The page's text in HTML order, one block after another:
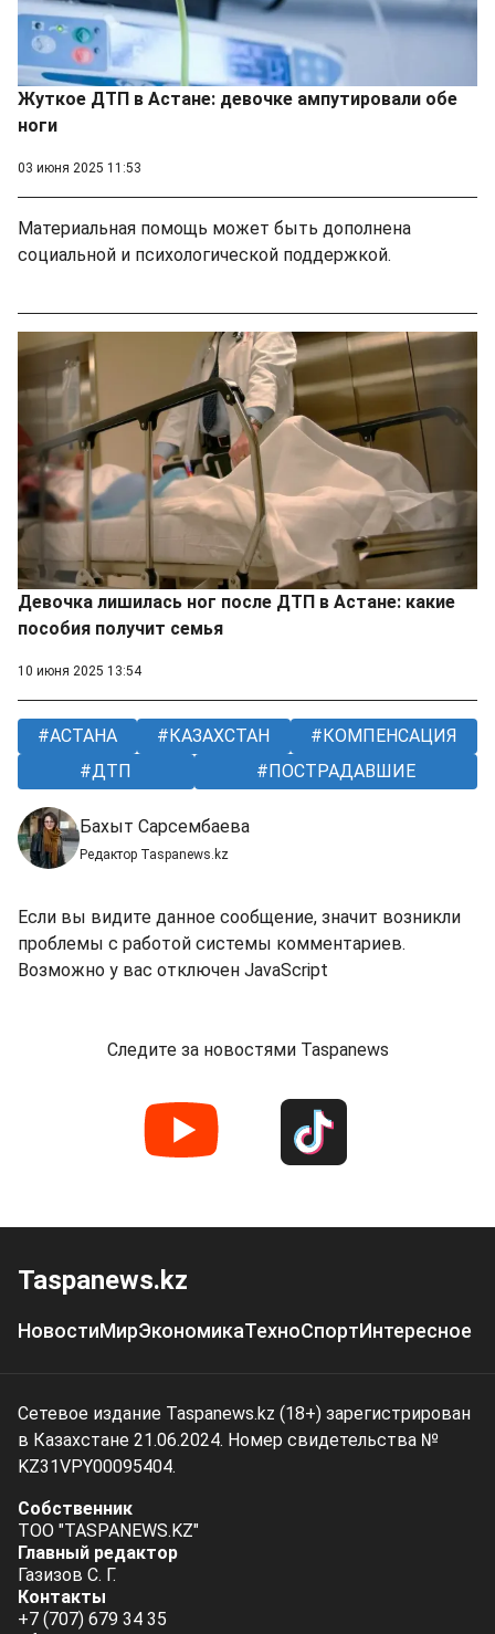
Жуткое ДТП в Астане: девочке ампутировали обе
ноги
03 июня 2025 11:53
Материальная помощь может быть дополнена
социальной и психологической поддержкой.
Девочка лишилась ног после ДТП в Астане: какие
пособия получит семья
10 июня 2025 13:54
АСТАНА КАЗАХСТАН
КОМПЕНСАЦИЯ
ДТП
ПОСТРАДАВШИЕ
Бахыт Сарсембаева
Редактор Taspanews.kz
Если вы видите данное сообщение, значит возникли
проблемы с работой системы комментариев.
Возможно у вас отключен JavaScript
Следите за новостями Taspanews
Taspanews.kz
НовостиМирЭкономикаТехноСпортИнтересное
Сетевое издание Taspanews.kz (18+) зарегистрирован
в Казахстане 21.06.2024. Номер свидетельства №
KZ31VPY00095404.
Собственник
ТОО "TASPANEWS.KZ"
Главный редактор
Газизов С. Г.
Контакты
+7 (707) 679 34 35